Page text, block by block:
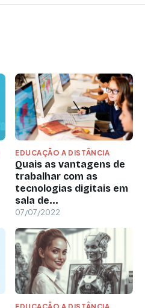
EDUCAÇÃO A DISTÂNCIA
Quais as vantagens de
trabalhar com as
tecnologias digitais em
sala de...
07/07/2022